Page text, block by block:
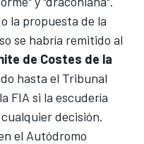
la propuesta de la
se habría remitido al
de Costes de la
hasta el Tribunal
FIA si la escudería
decisión.
el Autódromo